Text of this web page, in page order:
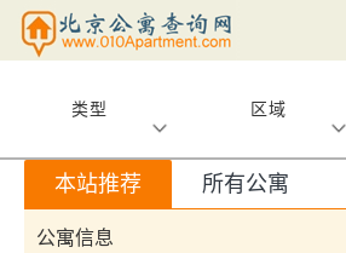
类型 区域
本站推荐 所有公寓
公寓信息